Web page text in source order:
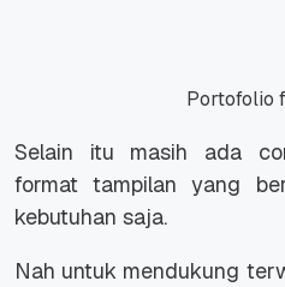
Portofolio
Selain itu masih ada
format tampilan yang
kebutuhan saja.
Nah untuk mendukung